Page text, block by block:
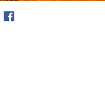
om in te schrijven per